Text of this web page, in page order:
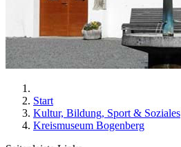
Start
Kultur, Bildung, Sport & Soziales
Kreismuseum Bogenberg